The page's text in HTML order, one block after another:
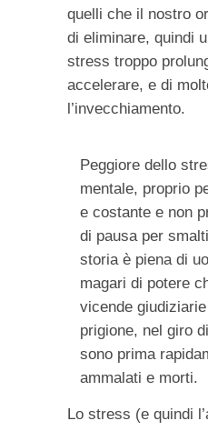
quelli che il nostro
di eliminare, quindi
stress troppo
accelerare, e di
l’invecchiamento.
Peggiore dello
mentale, proprio
e costante e non
di pausa per
storia è piena di
magari di potere
vicende
prigione, nel giro
sono prima
ammalati e morti.
Lo stress (e quindi